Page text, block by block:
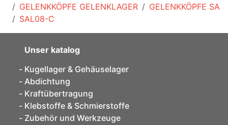
GELENKKÖPFE GELENKLAGER
GELENKKÖPFE SA
SAL08-C
Unser katalog
Kugellager & Gehäuselager
Abdichtung
Kraftübertragung
Klebstoffe & Schmierstoffe
Zubehör und Werkzeuge